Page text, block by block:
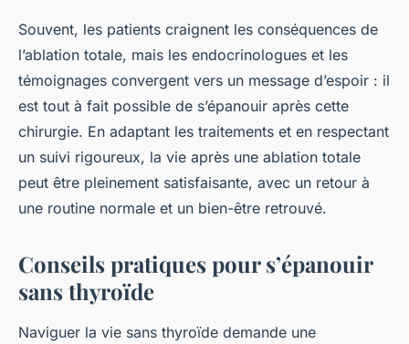
Souvent, les patients craignent les conséquences de
l’ablation totale, mais les endocrinologues et les
témoignages convergent vers un message d’espoir : il
est tout à fait possible de s’épanouir après cette
chirurgie. En adaptant les traitements et en respectant
un suivi rigoureux, la vie après une ablation totale
peut être pleinement satisfaisante, avec un retour à
une routine normale et un bien-être retrouvé.
Conseils pratiques pour s’épanouir
sans thyroïde
Naviguer la vie sans thyroïde demande une